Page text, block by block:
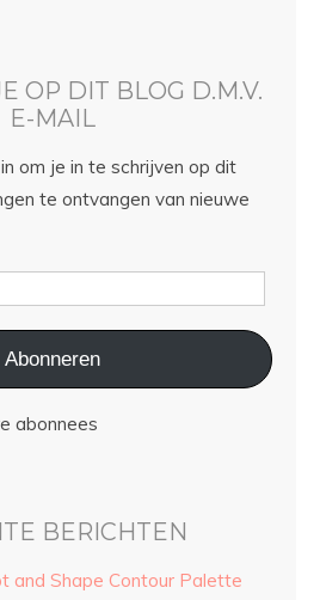
OP DIT BLOG D.M.V.
E-MAIL
om je in te schrijven op dit
te ontvangen van nieuwe
Abonneren
abonnees
BERICHTEN
and Shape Contour Palette